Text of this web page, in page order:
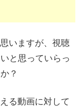
いますが、視聴
と思っていらっ
？
る動画に対して